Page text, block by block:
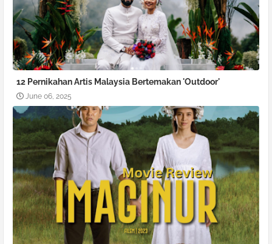
12 Pernikahan Artis Malaysia Bertemakan 'Outdoor'
June 06, 2025